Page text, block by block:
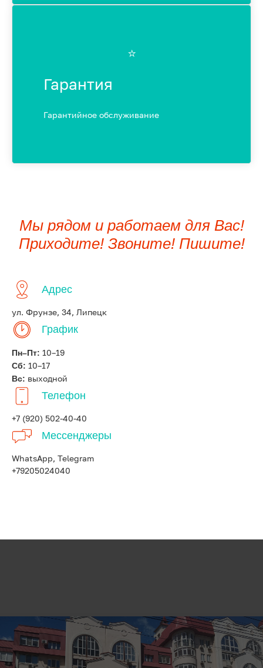
⭐️
Гарантия
Гарантийное обслуживание
Мы рядом и работаем для Вас!
Приходите! Звоните! Пишите!
Адрес
ул. Фрунзе, 34, Липецк
График
Пн–Пт: 10–19
Сб: 10–17
Вс: выходной
Телефон
+7 (920) 502-40-40
Мессенджеры
WhatsApp, Telegram
+79205024040